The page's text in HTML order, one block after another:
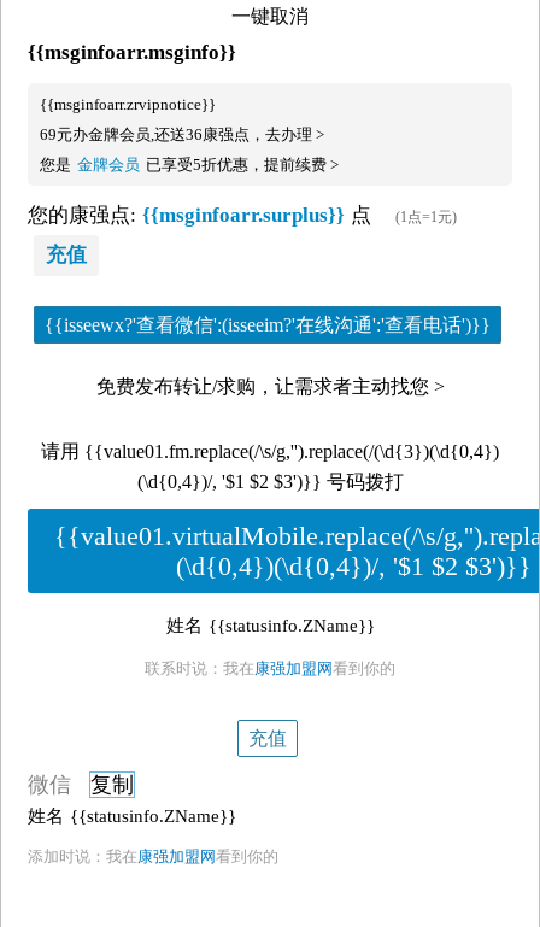
一键取消
{{msginfoarr.msginfo}}
{{msginfoarr.zrvipnotice}}
69元办金牌会员,还送36康强点，去办理 >
您是 金牌会员 已享受5折优惠，提前续费 >
您的康强点: {{msginfoarr.surplus}} 点 (1点=1元)
充值
{{isseewx?'查看微信':(isseeim?'在线沟通':'查看电话')}}
免费发布转让/求购，让需求者主动找您 >
请用 {{value01.fm.replace(/\s/g,'').replace(/(\d{3})(\d{0,4})
(\d{0,4})/, '$1 $2 $3')}} 号码拨打
{{value01.virtualMobile.replace(/\s/
(\d{0,4})(\d{0,4})/, '$1 $2 $3')}}
姓名 {{statusinfo.ZName}}
联系时说：我在康强加盟网看到你的
充值
微信 复制
姓名 {{statusinfo.ZName}}
添加时说：我在康强加盟网看到你的